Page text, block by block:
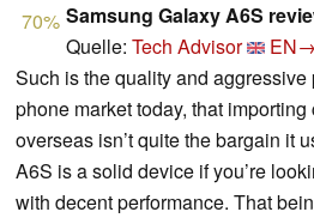
70% Samsung Galaxy A6S
Quelle: Tech Advisor
Such is the quality and
phone market today, that
overseas isn’t quite the bargain it
A6S is a solid device if you’re
with decent performance. That